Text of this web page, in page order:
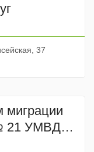
37
миграции
21 УМВД